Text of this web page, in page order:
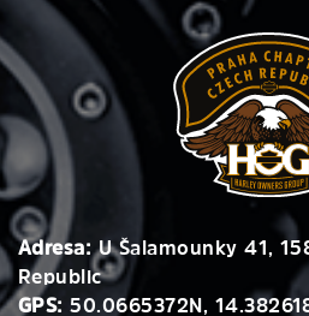
Adresa: U Šalamounky 41,
Republic
GPS: 50.0665372N,